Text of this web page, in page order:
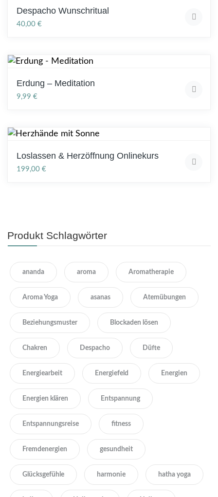
Despacho Wunschritual
40,00 €
Erdung – Meditation
9,99 €
Loslassen & Herzöffnung Onlinekurs
199,00 €
Produkt Schlagwörter
ananda aroma Aromatherapie
Aroma Yoga asanas Atemübungen
Beziehungsmuster Blockaden lösen
Chakren Despacho Düfte
Energiearbeit Energiefeld Energien
Energien klären Entspannung
Entspannungsreise fitness
Fremdenergien gesundheit
Glücksgefühle harmonie hatha yoga